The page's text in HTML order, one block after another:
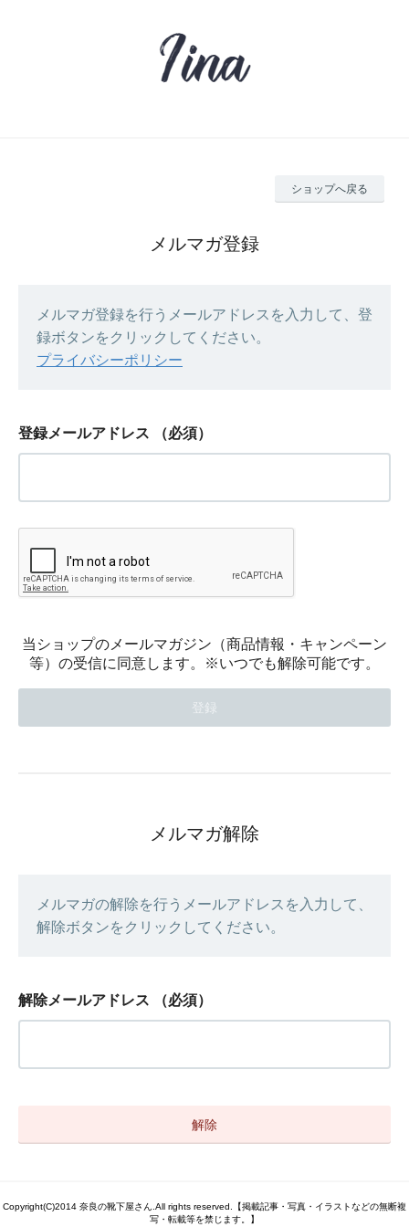
ショップへ戻る
メルマガ登録
メルマガ登録を行うメールアドレスを入力して、登
録ボタンをクリックしてください。
プライバシーポリシー
登録メールアドレス （必須）
当ショップのメールマガジン（商品情報・キャンペーン
等）の受信に同意します。※いつでも解除可能です。
メルマガ解除
メルマガの解除を行うメールアドレスを入力して、
解除ボタンをクリックしてください。
解除メールアドレス （必須）
Copyright(C)2014 奈良の靴下屋さん.All rights reserved.【掲載記事・写真・イラストなどの無断複
写・転載等を禁じます。】